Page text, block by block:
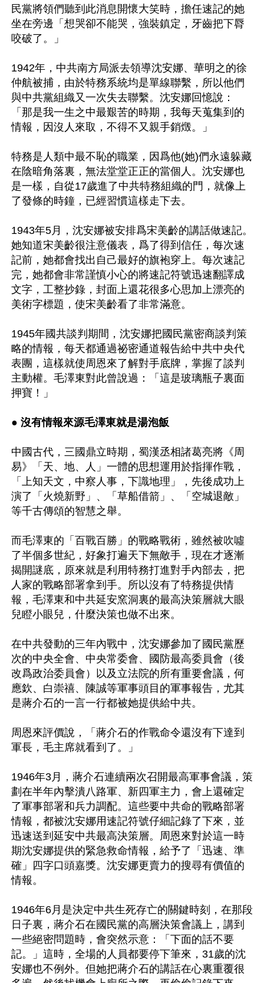
民黨將領們聽到此消息開懷大笑時，擔任速記的她
坐在旁邊「想哭卻不能哭，強裝鎮定，牙齒把下脣
咬破了。」
1942年，中共南方局派去領導沈安娜、華明之的徐
仲航被捕，由於特務系統均是單線聯繫，所以他們
與中共黨組織又一次失去聯繫。沈安娜回憶說：
「那是我一生之中最艱苦的時期，我每天蒐集到的
情報，因沒人來取，不得不又親手銷燬。」
特務是人類中最不恥的職業，因爲他(她)們永遠躲藏
在陰暗角落裏，無法堂堂正正的當個人。沈安娜也
是一樣，自從17歲進了中共特務組織的門，就像上
了發條的時鐘，已經習慣這樣走下去。
1943年5月，沈安娜被安排爲宋美齡的講話做速記。
她知道宋美齡很注意儀表，爲了得到信任，每次速
記前，她都會找出自己最好的旗袍穿上。每次速記
完，她都會非常謹慎小心的將速記符號迅速翻譯成
文字，工整抄錄，封面上還花很多心思加上漂亮的
美術字標題，使宋美齡看了非常滿意。
1945年國共談判期間，沈安娜把國民黨密商談判策
略的情報，每天都通過祕密通道報告給中共中央代
表團，這樣就使周恩來了解對手底牌，掌握了談判
主動權。毛澤東對此曾說過：「這是玻璃瓶子裏面
押寶！」
● 沒有情報來源毛澤東就是湯泡飯
中國古代，三國鼎立時期，蜀漢丞相諸葛亮將《周
易》「天、地、人」一體的思想運用於指揮作戰，
「上知天文，中察人事，下識地理」，先後成功上
演了「火燒新野」、「草船借箭」、「空城退敵」
等千古傳頌的智慧之舉。
而毛澤東的「百戰百勝」的戰略戰術，雖然被吹噓
了半個多世紀，好象打遍天下無敵手，現在才逐漸
揭開謎底，原來就是利用特務打進對手內部去，把
人家的戰略部署拿到手。所以沒有了特務提供情
報，毛澤東和中共延安窯洞裏的最高決策層就大眼
兒瞪小眼兒，什麼決策也做不出來。
在中共發動的三年內戰中，沈安娜參加了國民黨歷
次的中央全會、中央常委會、國防最高委員會（後
改爲政治委員會）以及立法院的所有重要會議，何
應欽、白崇禧、陳誠等軍事頭目的軍事報告，尤其
是蔣介石的一言一行都被她提供給中共。
周恩來評價說，「蔣介石的作戰命令還沒有下達到
軍長，毛主席就看到了。」
1946年3月，蔣介石連續兩次召開最高軍事會議，策
劃在半年內擊潰八路軍、新四軍主力，會上還確定
了軍事部署和兵力調配。這些要中共命的戰略部署
情報，都被沈安娜用速記符號仔細記錄了下來，並
迅速送到延安中共最高決策層。周恩來對於這一時
期沈安娜提供的緊急救命情報，給予了「迅速、準
確」四字口頭嘉獎。沈安娜更賣力的搜尋有價值的
情報。
1946年6月是決定中共生死存亡的關鍵時刻，在那段
日子裏，蔣介石在國民黨的高層決策會議上，講到
一些絕密問題時，會突然示意：「下面的話不要
記。」這時，全場的人員都要停下筆來，31歲的沈
安娜也不例外。但她把蔣介石的講話在心裏重覆很